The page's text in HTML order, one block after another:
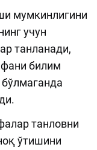
мумкинлигини
учун
танланади,
билим
танловни
ўтишини